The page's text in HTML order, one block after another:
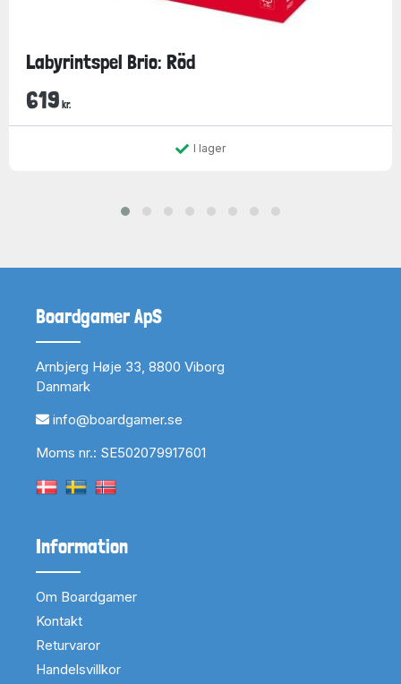
Labyrintspel Brio: Röd
619 kr.
I lager
Boardgamer ApS
Arnbjerg Høje 33, 8800 Viborg
Danmark
info@boardgamer.se
Moms nr.: SE502079917601
Information
Om Boardgamer
Kontakt
Returvaror
Handelsvillkor